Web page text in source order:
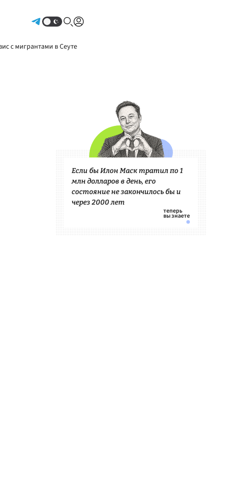
с мигрантами в Сеуте
Если бы Илон Маск тратил по 1
млн долларов в день, его
состояние не закончилось бы и
через 2000 лет